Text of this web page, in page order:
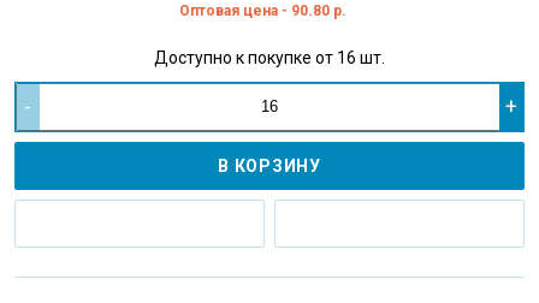
Оптовая цена - 90.80 р.
Доступно к покупке от 16 шт.
- +
В КОРЗИНУ